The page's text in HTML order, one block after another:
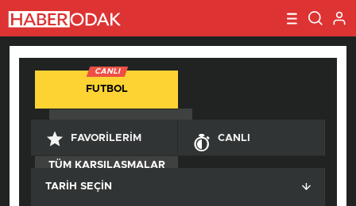
CANLI
FUTBOL
TÜM KARŞILAŞMALAR
FAVORILERIM CANLI
TARIH SEÇIN